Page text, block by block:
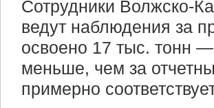
Сотрудники Волжско-
ведут наблюдения за
освоено 17 тыс. тонн —
меньше, чем за
примерно